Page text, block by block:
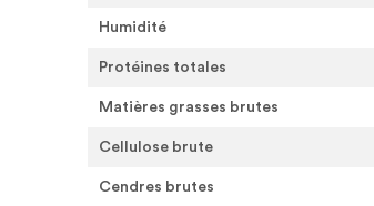
Humidité
Protéines totales
Matières grasses brutes
Cellulose brute
Cendres brutes